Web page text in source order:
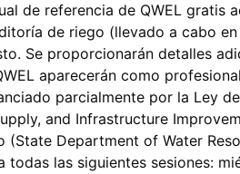
de referencia de QWEL gratis
de riego (llevado a cabo
Se proporcionarán detalles
aparecerán como
parcialmente por la Ley
and Infrastructure
(State Department of Water
todas las siguientes sesiones: